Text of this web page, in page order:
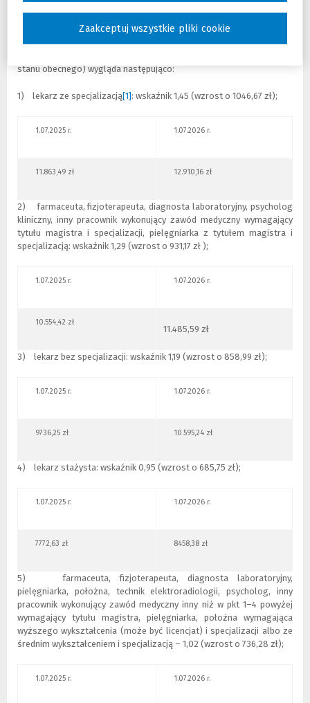
Jakich pracowników obejmie wzrost wynagrodzeń oraz na jakie
podwyżki mogą liczyć?
stanu obecnego) wygląda następująco:
1) lekarz ze specjalizacją[1] : wskaźnik 1,45 (wzrost o 1046,67 zł);
1.07.2025 r. 1.07.2026 r.
11.863,49 zł 12.910,16 zł
2) farmaceuta, fizjoterapeuta, diagnosta laboratoryjny, psycholog
kliniczny, inny pracownik wykonujący zawód medyczny wymagający
tytułu magistra i specjalizacji, pielęgniarka z tytułem magistra i
specjalizacją: wskaźnik 1,29 (wzrost o 931,17 zł );
1.07.2025 r. 1.07.2026 r.
10.554,42 zł
11.485,59 zł
3) lekarz bez specjalizacji: wskaźnik 1,19 (wzrost o 858,99 zł);
1.07.2025 r. 1.07.2026 r.
9736,25 zł 10.595,24 zł
4) lekarz stażysta: wskaźnik 0,95 (wzrost o 685,75 zł);
1.07.2025 r. 1.07.2026 r.
7772,63 zł 8458,38 zł
5) farmaceuta, fizjoterapeuta, diagnosta laboratoryjny,
pielęgniarka, położna, technik elektroradiologii, psycholog, inny
pracownik wykonujący zawód medyczny inny niż w pkt 1–4 powyżej
wymagający tytułu magistra, pielęgniarka, położna wymagająca
wyższego wykształcenia (może być licencjat) i specjalizacji albo ze
średnim wykształceniem i specjalizacją – 1,02 (wzrost o 736,28 zł);
1.07.2025 r. 1.07.2026 r.
Zaakceptuj wszystkie pliki cookie